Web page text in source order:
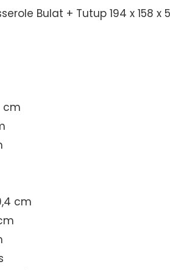
Bulat + Tutup 194 x 158 x
cm
cm